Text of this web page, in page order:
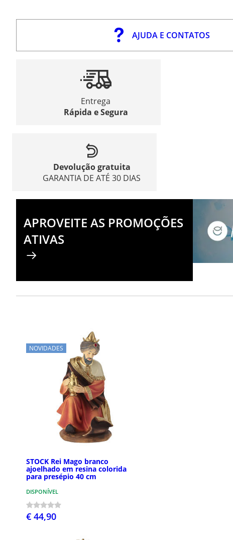
AJUDA E CONTATOS
Entrega
Rápida e Segura
Devolução gratuita
GARANTIA DE ATÉ 30 DIAS
APROVEITE AS PROMOÇÕES
ATIVAS
NOVIDADES
STOCK Rei Mago branco
ajoelhado em resina colorida
para presépio 40 cm
DISPONÍVEL
€ 44,90